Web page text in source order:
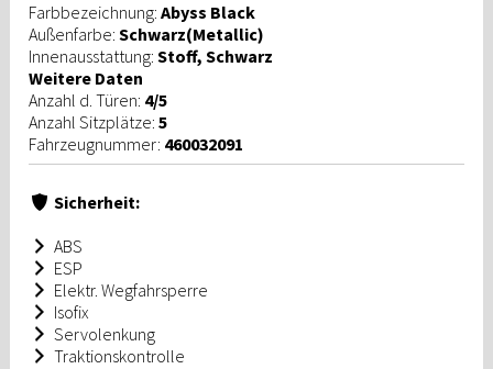
Farbbezeichnung: Abyss Black
Außenfarbe: Schwarz(Metallic)
Innenausstattung: Stoff, Schwarz
Weitere Daten
Anzahl d. Türen: 4/5
Anzahl Sitzplätze: 5
Fahrzeugnummer: 460032091
Sicherheit:
ABS
ESP
Elektr. Wegfahrsperre
Isofix
Servolenkung
Traktionskontrolle